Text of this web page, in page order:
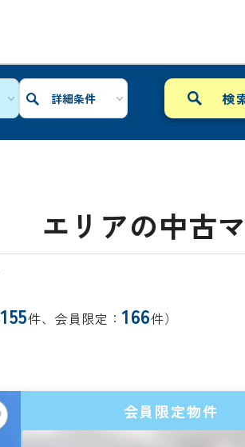
詳細条件
エリアの中古
155件、会員限定： 166件）
会員限定物件